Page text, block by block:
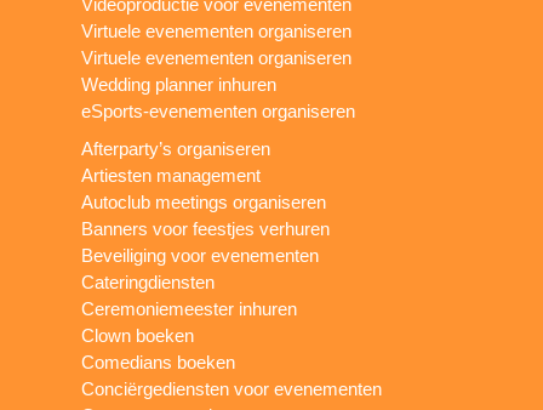
Videoproductie voor evenementen
Virtuele evenementen organiseren
Virtuele evenementen organiseren
Wedding planner inhuren
eSports-evenementen organiseren
Afterparty’s organiseren
Artiesten management
Autoclub meetings organiseren
Banners voor feestjes verhuren
Beveiliging voor evenementen
Cateringdiensten
Ceremoniemeester inhuren
Clown boeken
Comedians boeken
Conciërgediensten voor evenementen